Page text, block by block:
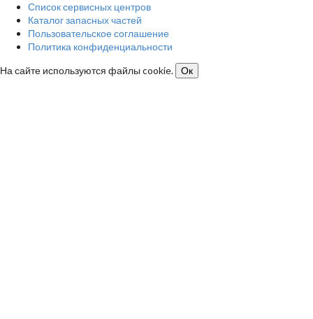
Список сервисных центров
Каталог запасных частей
Пользовательское соглашение
Политика конфиденциальности
На сайте используются файлы cookie.
Ок